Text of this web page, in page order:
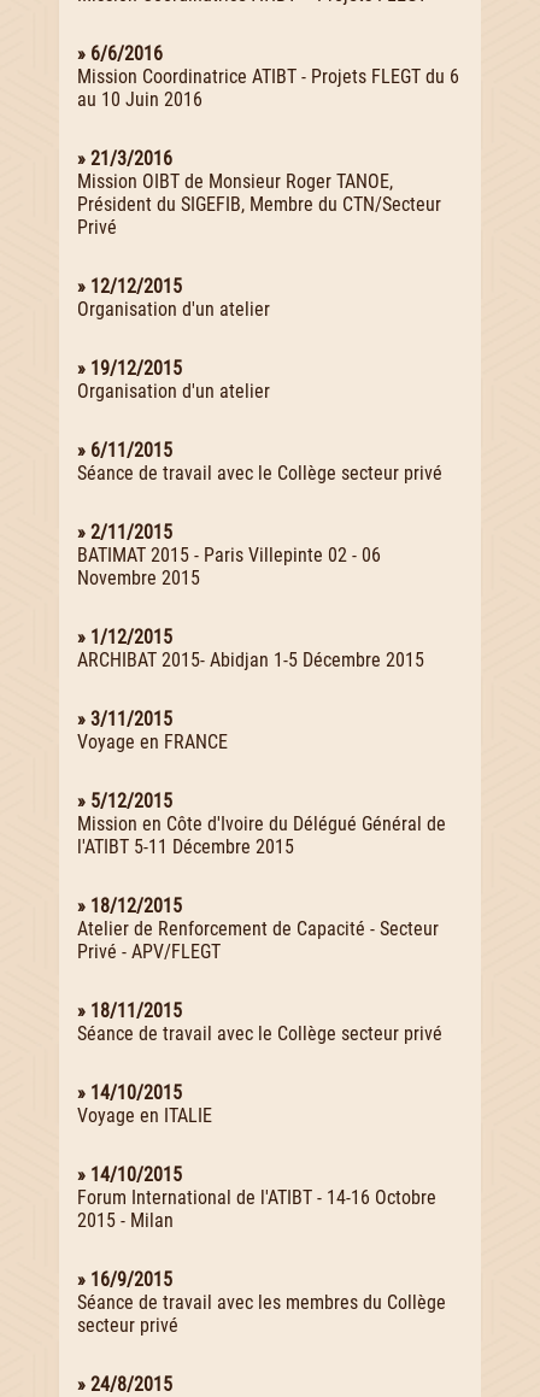
» 6/6/2016
Mission Coordinatrice ATIBT - Projets FLEGT du 6
au 10 Juin 2016
» 21/3/2016
Mission OIBT de Monsieur Roger TANOE,
Président du SIGEFIB, Membre du CTN/Secteur
Privé
» 12/12/2015
Organisation d'un atelier
» 19/12/2015
Organisation d'un atelier
» 6/11/2015
Séance de travail avec le Collège secteur privé
» 2/11/2015
BATIMAT 2015 - Paris Villepinte 02 - 06
Novembre 2015
» 1/12/2015
ARCHIBAT 2015- Abidjan 1-5 Décembre 2015
» 3/11/2015
Voyage en FRANCE
» 5/12/2015
Mission en Côte d'Ivoire du Délégué Général de
l'ATIBT 5-11 Décembre 2015
» 18/12/2015
Atelier de Renforcement de Capacité - Secteur
Privé - APV/FLEGT
» 18/11/2015
Séance de travail avec le Collège secteur privé
» 14/10/2015
Voyage en ITALIE
» 14/10/2015
Forum International de l'ATIBT - 14-16 Octobre
2015 - Milan
» 16/9/2015
Séance de travail avec les membres du Collège
secteur privé
» 24/8/2015